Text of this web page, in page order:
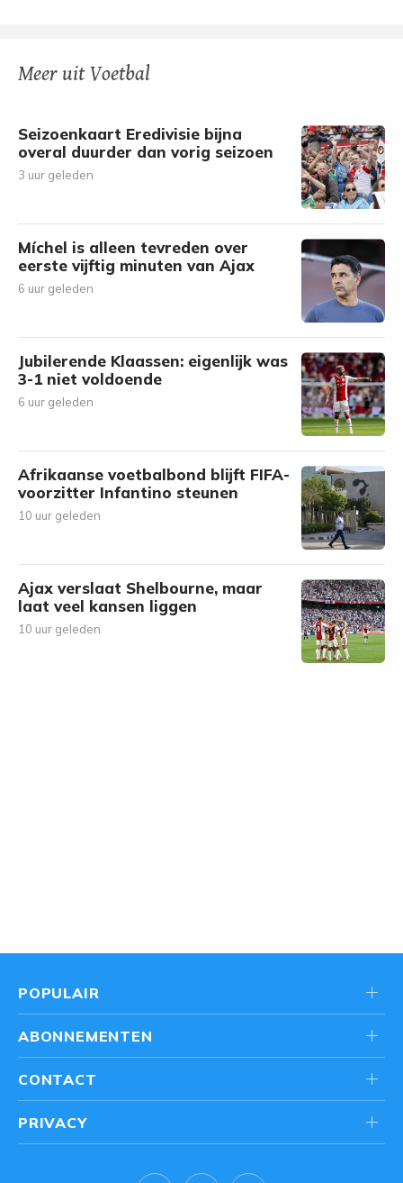
Meer uit Voetbal
Seizoenkaart Eredivisie bijna
overal duurder dan vorig seizoen
3 uur geleden
Míchel is alleen tevreden over
eerste vijftig minuten van Ajax
6 uur geleden
Jubilerende Klaassen: eigenlijk was
3-1 niet voldoende
6 uur geleden
Afrikaanse voetbalbond blijft FIFA-
voorzitter Infantino steunen
10 uur geleden
Ajax verslaat Shelbourne, maar
laat veel kansen liggen
10 uur geleden
POPULAIR
ABONNEMENTEN
CONTACT
PRIVACY